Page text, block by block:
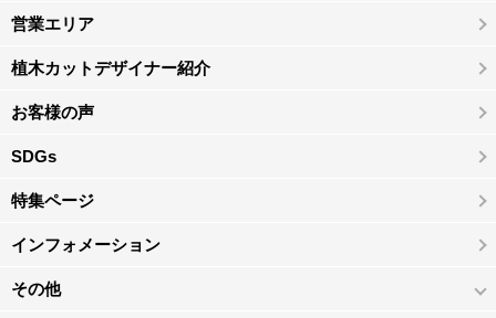
営業エリア
植木カットデザイナー紹介
お客様の声
SDGs
特集ページ
インフォメーション
その他